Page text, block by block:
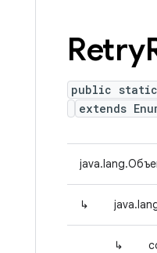
Retry
public static
extends
↳
↳